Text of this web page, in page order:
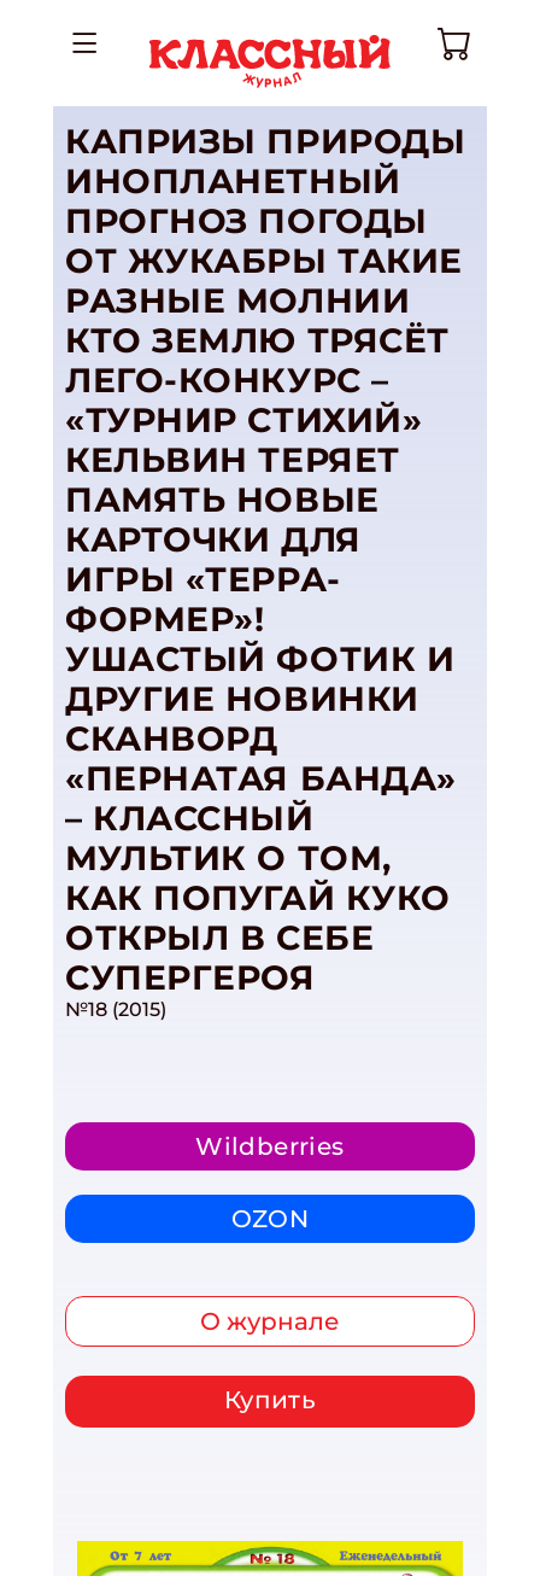
КАПРИЗЫ ПРИРОДЫ
ИНОПЛАНЕТНЫЙ
ПРОГНОЗ ПОГОДЫ
ОТ ЖУКАБРЫ ТАКИЕ
РАЗНЫЕ МОЛНИИ
КТО ЗЕМЛЮ ТРЯСЁТ
ЛЕГО-КОНКУРС –
«ТУРНИР СТИХИЙ»
КЕЛЬВИН ТЕРЯЕТ
ПАМЯТЬ НОВЫЕ
КАРТОЧКИ ДЛЯ
ИГРЫ «ТЕРРА-
ФОРМЕР»!
УШАСТЫЙ ФОТИК И
ДРУГИЕ НОВИНКИ
СКАНВОРД
«ПЕРНАТАЯ БАНДА»
– КЛАССНЫЙ
МУЛЬТИК О ТОМ,
КАК ПОПУГАЙ КУКО
ОТКРЫЛ В СЕБЕ
СУПЕРГЕРОЯ
№18 (2015)
Wildberries
OZON
О журнале
Купить